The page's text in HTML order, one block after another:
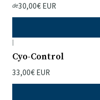
de30,00€ EUR
|
Cyo-Control
33,00€ EUR